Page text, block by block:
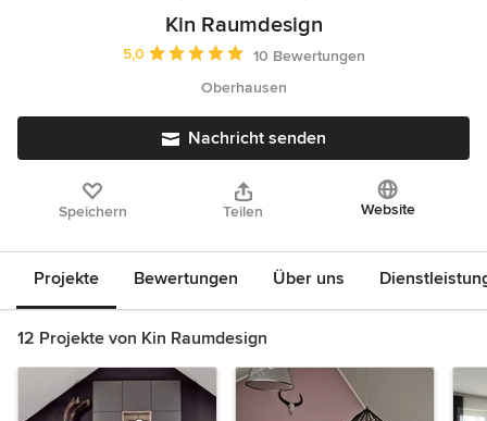
Kin Raumdesign
Durchschnittliche Bewertung: 5 von 5 Sternen
5,0
10 Bewertungen
Oberhausen
Nachricht senden
Speichern Teilen Website
Projekte Bewertungen Über uns
12 Projekte von Kin Raumdesign